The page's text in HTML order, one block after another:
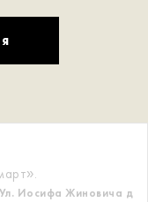
Иосифа Жиновича д